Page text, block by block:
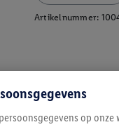
Artikelnummer:
op onze